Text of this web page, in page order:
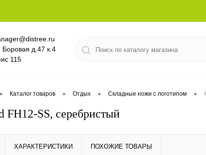
Боровая д.47 к.4
115
• Каталог товаров • Отдых • Складные ножи с логотипом •
SS, серебристый
ХАРАКТЕРИСТИКИ ПОХОЖИЕ ТОВАРЫ